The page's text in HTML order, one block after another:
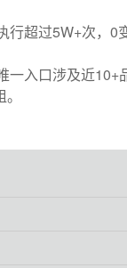
超过5W+次，0
一入口涉及近10+